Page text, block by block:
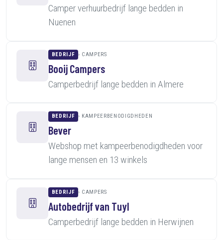
Camper verhuurbedrijf lange bedden in
Nuenen
BEDRIJF CAMPERS
Booij Campers
Camperbedrijf lange bedden in Almere
BEDRIJF KAMPEERBENODIGDHEDEN
Bever
Webshop met kampeerbenodigdheden voor
lange mensen en 13 winkels
BEDRIJF CAMPERS
Autobedrijf van Tuyl
Camperbedrijf lange bedden in Herwijnen